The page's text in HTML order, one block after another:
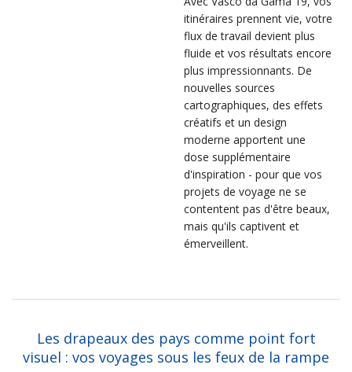
itinéraires prennent vie, votre
flux de travail devient plus
fluide et vos résultats encore
plus impressionnants. De
nouvelles sources
cartographiques, des effets
créatifs et un design
moderne apportent une
dose supplémentaire
d'inspiration - pour que vos
projets de voyage ne se
contentent pas d'être beaux,
mais qu'ils captivent et
émerveillent.
Les drapeaux des pays comme point fort
visuel : vos voyages sous les feux de la rampe